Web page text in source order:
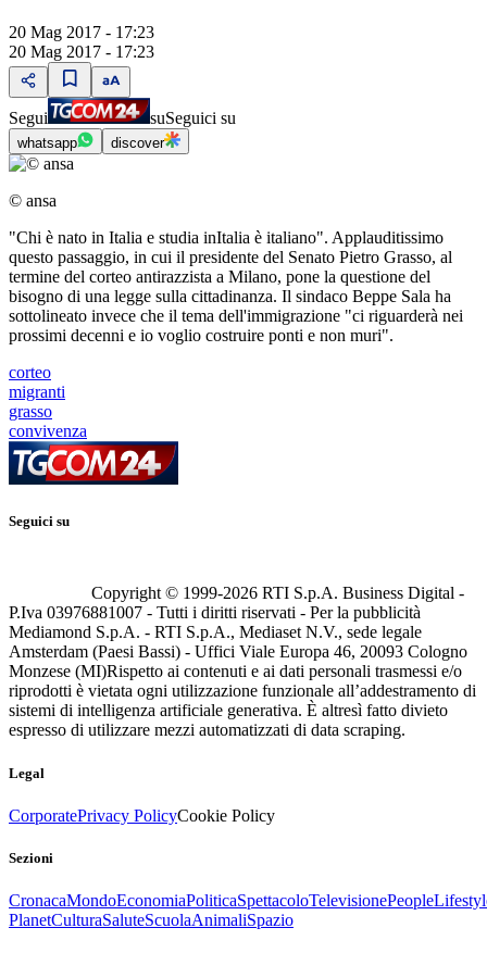
20 Mag 2017 - 17:23
20 Mag 2017 - 17:23
Segui suSeguici su
whatsapp discover
© ansa
"Chi è nato in Italia e studia inItalia è italiano". Applauditissimo
questo passaggio, in cui il presidente del Senato Pietro Grasso, al
termine del corteo antirazzista a Milano, pone la questione del
bisogno di una legge sulla cittadinanza. Il sindaco Beppe Sala ha
sottolineato invece che il tema dell'immigrazione "ci riguarderà nei
prossimi decenni e io voglio costruire ponti e non muri".
corteo
migranti
grasso
convivenza
Seguici su
Copyright © 1999-2026 RTI S.p.A. Business Digital -
P.Iva 03976881007 - Tutti i diritti riservati - Per la pubblicità
Mediamond S.p.A. - RTI S.p.A., Mediaset N.V., sede legale
Amsterdam (Paesi Bassi) - Uffici Viale Europa 46, 20093 Cologno
Monzese (MI)Rispetto ai contenuti e ai dati personali trasmessi e/o
riprodotti è vietata ogni utilizzazione funzionale all’addestramento di
sistemi di intelligenza artificiale generativa. È altresì fatto divieto
espresso di utilizzare mezzi automatizzati di data scraping.
Legal
CorporatePrivacy PolicyCookie Policy
Sezioni
CronacaMondoEconomiaPoliticaSpettacoloTelevisionePeople
PlanetCulturaSaluteScuolaAnimaliSpazio